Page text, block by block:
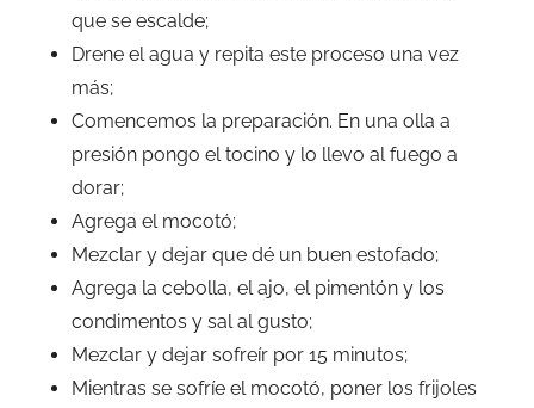
que se escalde;
Drene el agua y repita este proceso una vez
más;
Comencemos la preparación. En una olla a
presión pongo el tocino y lo llevo al fuego a
dorar;
Agrega el mocotó;
Mezclar y dejar que dé un buen estofado;
Agrega la cebolla, el ajo, el pimentón y los
condimentos y sal al gusto;
Mezclar y dejar sofreír por 15 minutos;
Mientras se sofríe el mocotó, poner los frijoles